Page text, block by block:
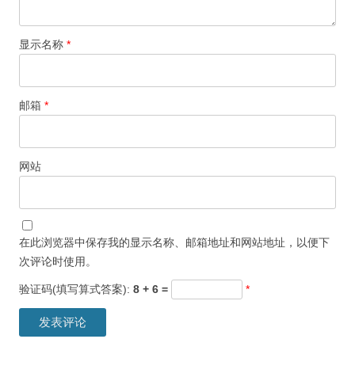
显示名称 *
邮箱 *
网站
在此浏览器中保存我的显示名称、邮箱地址和网站地址，以便下
次评论时使用。
验证码(填写算式答案): 8 + 6 = *